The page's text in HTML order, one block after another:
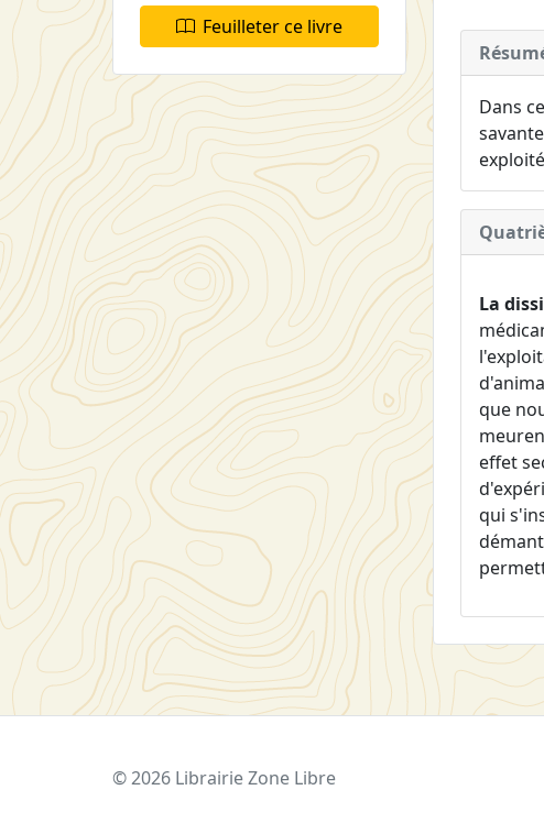
Feuilleter ce livre
Dans
La
que
effet
qui
© 2026 Librairie Zone Libre